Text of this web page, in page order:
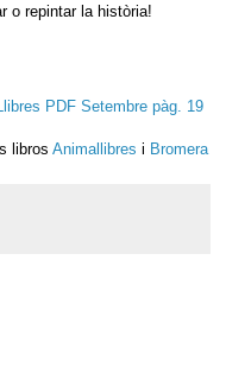
o repintar la història!
PDF Setembre pàg. 19
libros Animallibres i Bromera